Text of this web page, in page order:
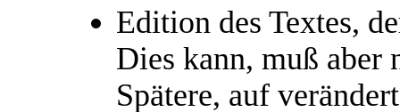
Edition des Textes,
Dies kann, muß aber
Spätere, auf